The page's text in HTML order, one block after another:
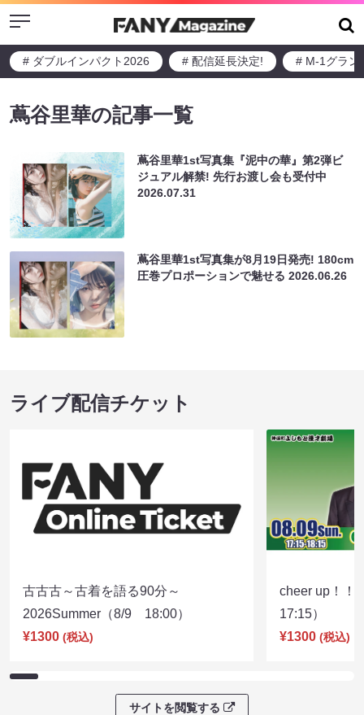
Menu
# ダブルインパクト2026 # 配信延長決定! # M-1グラン
蔦谷里華の記事一覧
蔦谷里華1st写真集『泥中の華』第2弾ビ
ジュアル解禁! 先行お渡し会も受付中
2026.07.31
蔦谷里華1st写真集が8月19日発売! 180cm
圧巻プロポーションで魅せる2026.06.26
ライブ配信チケット
古古古～古着を語る90分～
2026Summer（8/9 18:00）
¥1300 (税込)
cheer up！
17:15）
¥1300 (税込)
サイトを閲覧する